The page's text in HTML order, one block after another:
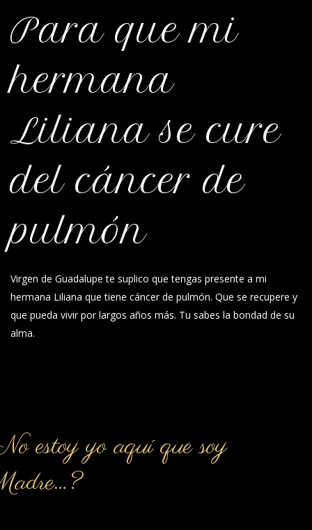
Para que mi
hermana
Liliana se cure
del cáncer de
pulmón
Virgen de Guadalupe te suplico que tengas presente a mi
hermana Liliana que tiene cáncer de pulmón. Que se recupere y
que pueda vivir por largos años más. Tu sabes la bondad de su
alma.
estoy yo aquí que soy